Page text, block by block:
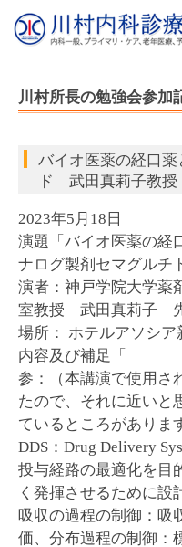
川村所長の勉強会参加
バイオ医薬の経口
ド 武田真莉子教授
2023年5月18日
演題「バイオ医薬の経
ナログ製剤セマグルチ
演者：神戸学院大学
室教授 武田真莉子
場所： ホテルアソシア
内容及び補足「
参：（本講演で使用さ
たので、それに近いと
ているところがありま
DDS：Drug Delivery
投与経路の最適化を目
く発揮させるために設
吸収の過程の制御：吸
価、分布過程の制御：